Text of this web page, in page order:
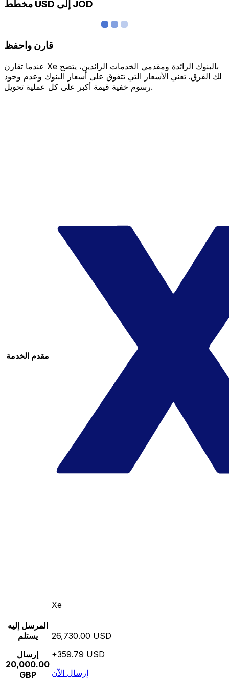
مخطط USD إلى JOD
قارن واحفظ
عندما تقارن Xe بالبنوك الرائدة ومقدمي الخدمات الرائدين، يتضح
لك الفرق. تعني الأسعار التي تتفوق على أسعار البنوك وعدم وجود
رسوم خفية قيمة أكبر على كل عملية تحويل.
مقدم الخدمة
Xe
المرسل إليه
يستلم
إرسال
20,000.00
GBP
26,730.00 USD
+359.79 USD
إرسال الآن